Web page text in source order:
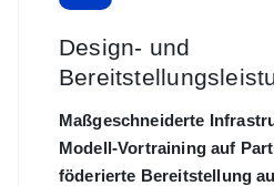
Design- und
Maßgeschneiderte
Modell-Vortraining auf
föderierte Bereitstellung